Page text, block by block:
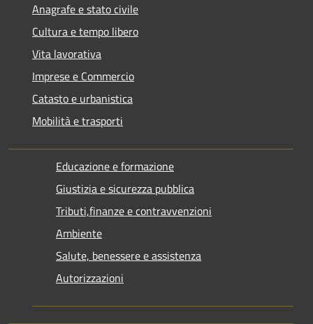
Anagrafe e stato civile
Cultura e tempo libero
Vita lavorativa
Imprese e Commercio
Catasto e urbanistica
Mobilità e trasporti
Educazione e formazione
Giustizia e sicurezza pubblica
Tributi,finanze e contravvenzioni
Ambiente
Salute, benessere e assistenza
Autorizzazioni